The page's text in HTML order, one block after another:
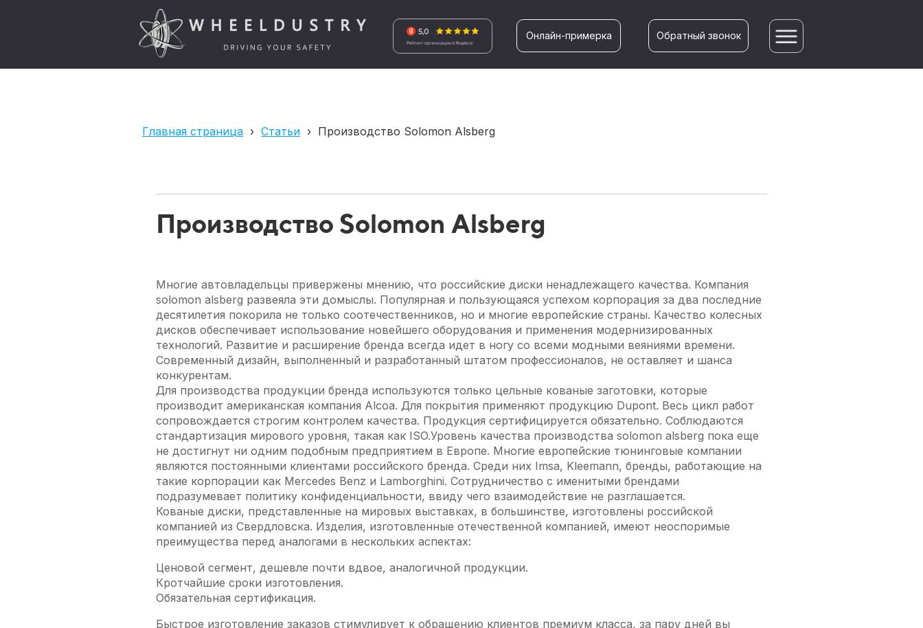
Онлайн-примерка Обратный звонок
Главная страница › Статьи › Производство Solomon Alsberg
Производство Solomon Alsberg
Многие автовладельцы привержены мнению, что российские диски ненадлежащего качества. Компания
solomon alsberg развеяла эти домыслы. Популярная и пользующаяся успехом корпорация за два последние
десятилетия покорила не только соотечественников, но и многие европейские страны. Качество колесных
дисков обеспечивает использование новейшего оборудования и применения модернизированных
технологий. Развитие и расширение бренда всегда идет в ногу со всеми модными веяниями времени.
Современный дизайн, выполненный и разработанный штатом профессионалов, не оставляет и шанса
конкурентам.
Для производства продукции бренда используются только цельные кованые заготовки, которые
производит американская компания Alcoa. Для покрытия применяют продукцию Dupont. Весь цикл работ
сопровождается строгим контролем качества. Продукция сертифицируется обязательно. Соблюдаются
стандартизация мирового уровня, такая как ISO.Уровень качества производства solomon alsberg пока еще
не достигнут ни одним подобным предприятием в Европе. Многие европейские тюнинговые компании
являются постоянными клиентами российского бренда. Среди них Imsa, Kleemann, бренды, работающие на
такие корпорации как Mercedes Benz и Lamborghini. Сотрудничество с именитыми брендами
подразумевает политику конфиденциальности, ввиду чего взаимодействие не разглашается.
Кованые диски, представленные на мировых выставках, в большинстве, изготовлены российской
компанией из Свердловска. Изделия, изготовленные отечественной компанией, имеют неоспоримые
преимущества перед аналогами в нескольких аспектах:
Ценовой сегмент, дешевле почти вдвое, аналогичной продукции.
Кротчайшие сроки изготовления.
Обязательная сертификация.
Быстрое изготовление заказов стимулирует к обращению клиентов премиум класса, за пару дней вы